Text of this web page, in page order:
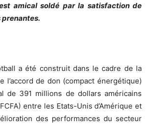
amical soldé par la satisfaction de
a été construit dans le cadre de la
l’accord de don (compact énergétique)
de 391 millions de dollars américains
entre les Etats-Unis d’Amérique et
des performances du secteur